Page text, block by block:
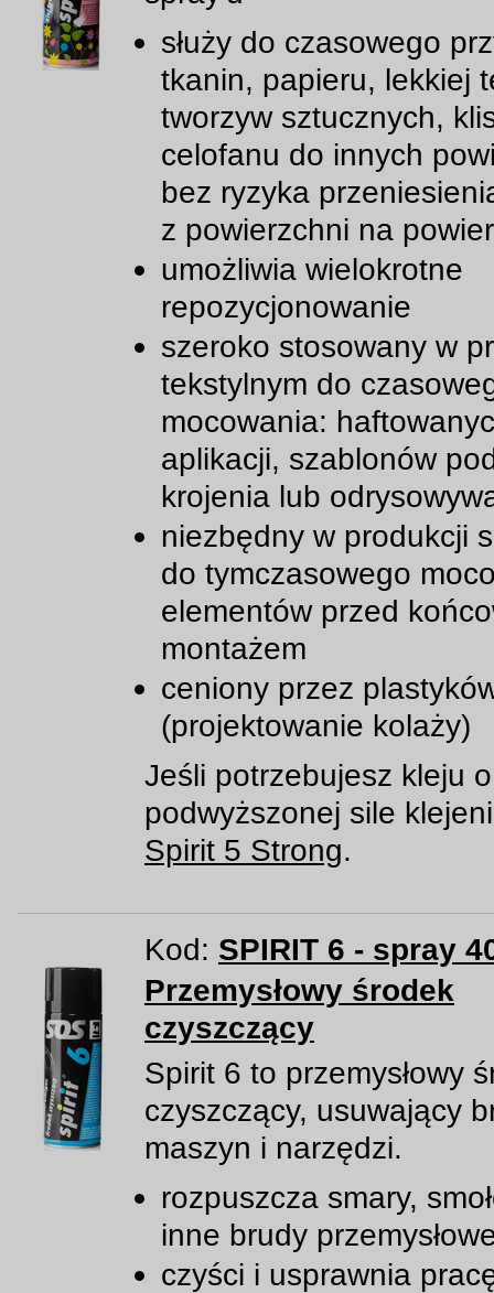
służy do czasowego
tkanin, papieru, lekkiej
tworzyw sztucznych,
celofanu do innych
bez ryzyka
z powierzchni na
umożliwia wielokrotne
repozycjonowanie
szeroko stosowany w
tekstylnym do
mocowania:
aplikacji, szablonów
krojenia lub
niezbędny w produkcji
do tymczasowego
elementów przed
montażem
ceniony przez
(projektowanie kolaży)
Jeśli potrzebujesz kleju o
podwyższonej sile
Spirit 5 Strong.
Kod: SPIRIT 6 - spray
Przemysłowy środek
czyszczący
Spirit 6 to przemysłowy
czyszczący, usuwający
maszyn i narzędzi.
rozpuszcza smary,
inne brudy
czyści i usprawnia